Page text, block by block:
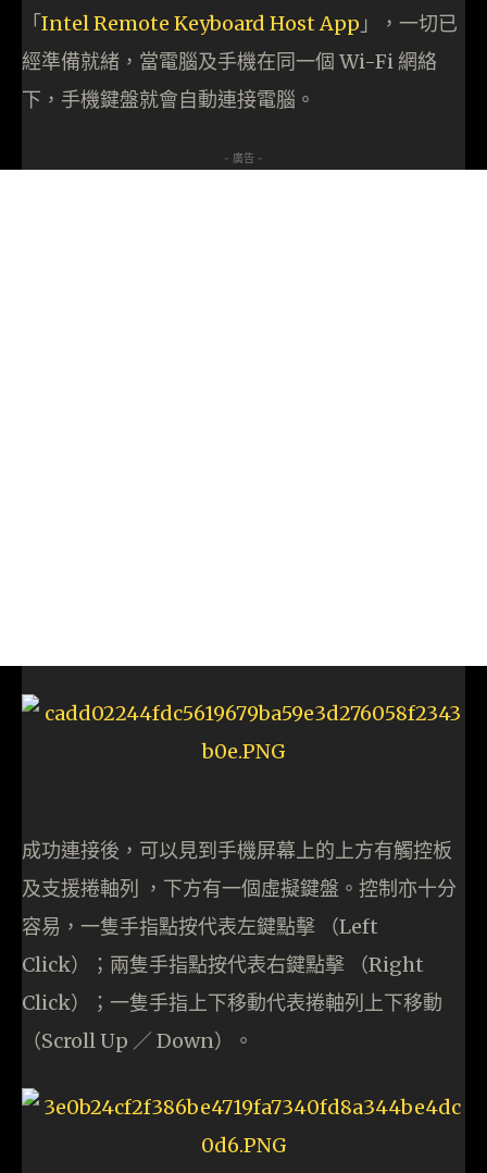
「Intel Remote Keyboard Host App 」，一切已
經準備就緒，當電腦及手機在同一個 Wi-Fi 網絡
下，手機鍵盤就會自動連接電腦。
- 廣告 -
成功連接後，可以見到手機屏幕上的上方有觸控板
及支援捲軸列 ，下方有一個虛擬鍵盤。控制亦十分
容易，一隻手指點按代表左鍵點擊 （Left
Click）；兩隻手指點按代表右鍵點擊 （Right
Click）；一隻手指上下移動代表捲軸列上下移動
（Scroll Up ／ Down）。